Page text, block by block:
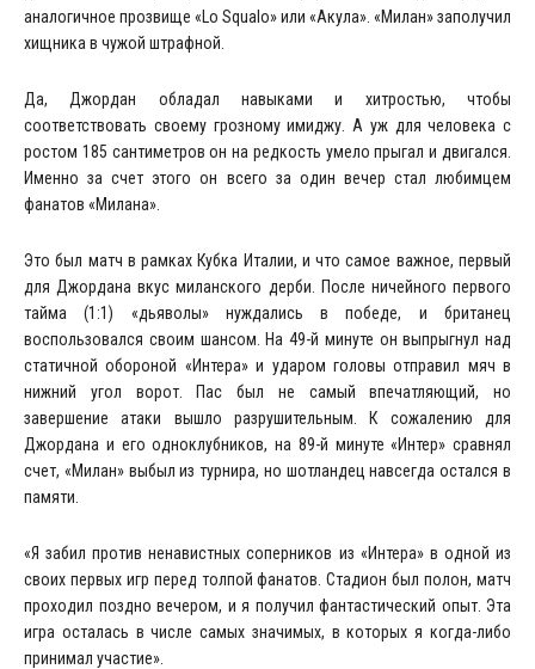
аналогичное прозвище «Lo Squalo» или «Акула». «Милан» заполучил
хищника в чужой штрафной.
Да, Джордан обладал навыками и хитростью, чтобы
соответствовать своему грозному имиджу. А уж для человека с
ростом 185 сантиметров он на редкость умело прыгал и двигался.
Именно за счет этого он всего за один вечер стал любимцем
фанатов «Милана».
Это был матч в рамках Кубка Италии, и что самое важное, первый
для Джордана вкус миланского дерби. После ничейного первого
тайма (1:1) «дьяволы» нуждались в победе, и британец
воспользовался своим шансом. На 49-й минуте он выпрыгнул над
статичной обороной «Интера» и ударом головы отправил мяч в
нижний угол ворот. Пас был не самый впечатляющий, но
завершение атаки вышло разрушительным. К сожалению для
Джордана и его одноклубников, на 89-й минуте «Интер» сравнял
счет, «Милан» выбыл из турнира, но шотландец навсегда остался в
памяти.
«Я забил против ненавистных соперников из «Интера» в одной из
своих первых игр перед толпой фанатов. Стадион был полон, матч
проходил поздно вечером, и я получил фантастический опыт. Эта
игра осталась в числе самых значимых, в которых я когда-либо
принимал участие».